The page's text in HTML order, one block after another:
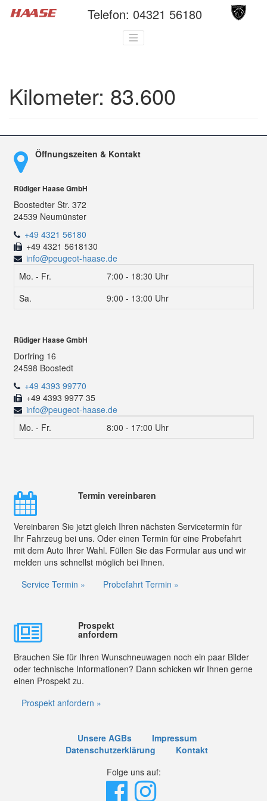
Telefon: 04321 56180
Kilometer: 83.600
Öffnungszeiten & Kontakt
Rüdiger Haase GmbH
Boostedter Str. 372
24539 Neumünster
+49 4321 56180
+49 4321 5618130
info@peugeot-haase.de
Mo. - Fr.
7:00 - 18:30 Uhr
Sa.
9:00 - 13:00 Uhr
Rüdiger Haase GmbH
Dorfring 16
24598 Boostedt
+49 4393 99770
+49 4393 9977 35
info@peugeot-haase.de
Mo. - Fr.
8:00 - 17:00 Uhr
Termin vereinbaren
Vereinbaren Sie jetzt gleich Ihren nächsten Servicetermin für
Ihr Fahrzeug bei uns. Oder einen Termin für eine Probefahrt
mit dem Auto Ihrer Wahl. Füllen Sie das Formular aus und wir
melden uns schnellst möglich bei Ihnen.
Service Termin »
Probefahrt Termin »
Prospekt
anfordern
Brauchen Sie für Ihren Wunschneuwagen noch ein paar Bilder
oder technische Informationen? Dann schicken wir Ihnen gerne
einen Prospekt zu.
Prospekt anfordern »
Unsere AGBs
Impressum
Datenschutzerklärung
Kontakt
Folge uns auf: